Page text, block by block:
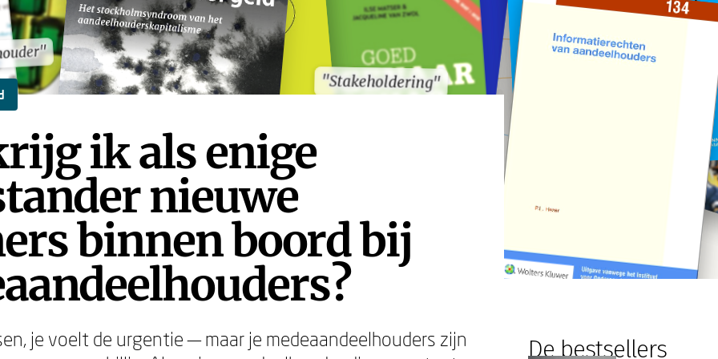
"Stakeholdering"
"Stakeholdering"
ik als enige
nieuwe
binnen boord bij
je voelt de urgentie — maar je medeaandeelhouders zijn
De bestsellers